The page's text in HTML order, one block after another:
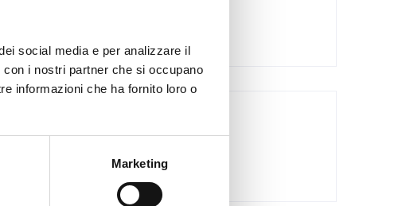
social media e per analizzare il
i nostri partner che si occupano
informazioni che ha fornito loro o
Marketing
Archives